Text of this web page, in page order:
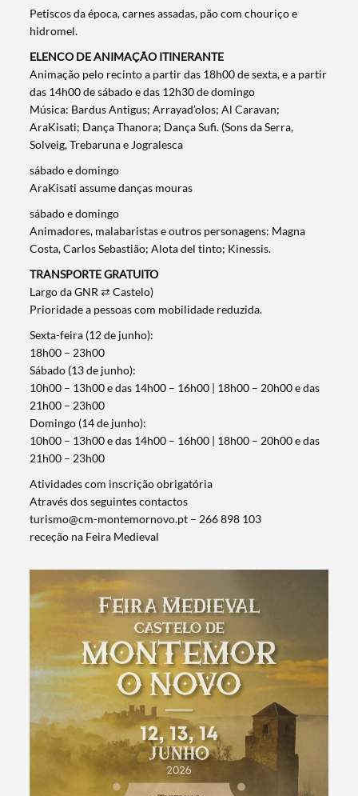
Petiscos da época, carnes assadas, pão com chouriço e
hidromel.
ELENCO DE ANIMAÇÃO ITINERANTE
Animação pelo recinto a partir das 18h00 de sexta, e a partir
das 14h00 de sábado e das 12h30 de domingo
Música: Bardus Antigus; Arrayad’olos; Al Caravan;
AraKisati; Dança Thanora; Dança Sufi. (Sons da Serra,
Solveig, Trebaruna e Jogralesca
sábado e domingo
AraKisati assume danças mouras
sábado e domingo
Animadores, malabaristas e outros personagens: Magna
Costa, Carlos Sebastião; Alota del tinto; Kinessis.
TRANSPORTE GRATUITO
Largo da GNR ⇄ Castelo)
Prioridade a pessoas com mobilidade reduzida.
Sexta-feira (12 de junho):
18h00 – 23h00
Sábado (13 de junho):
10h00 – 13h00 e das 14h00 – 16h00 | 18h00 – 20h00 e das
21h00 – 23h00
Domingo (14 de junho):
10h00 – 13h00 e das 14h00 – 16h00 | 18h00 – 20h00 e das
21h00 – 23h00
Atividades com inscrição obrigatória
Através dos seguintes contactos
turismo@cm-montemornovo.pt – 266 898 103
receção na Feira Medieval